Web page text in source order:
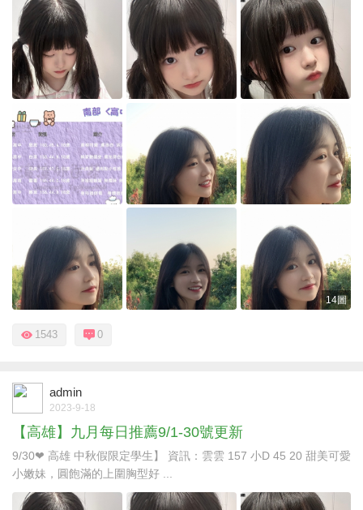
14圖
1543 0
admin
2023-9-18
【高雄】九月每日推薦9/1-30號更新
9/30❤ 高雄 中秋假限定學生】 資訊：雲雲 157 小D 45 20 甜美可愛
小嫩妹，圓飽滿的上圍胸型好 ...